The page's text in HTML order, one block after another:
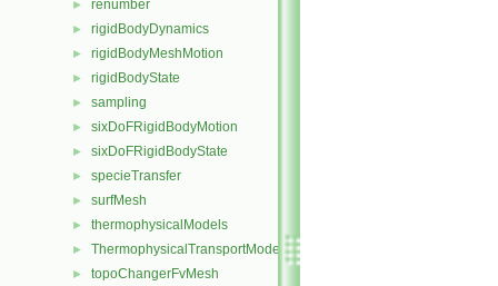
► renumber
► rigidBodyDynamics
► rigidBodyMeshMotion
► rigidBodyState
► sampling
► sixDoFRigidBodyMotion
► sixDoFRigidBodyState
► specieTransfer
► surfMesh
► thermophysicalModels
► ThermophysicalTransportModels
► topoChangerFvMesh